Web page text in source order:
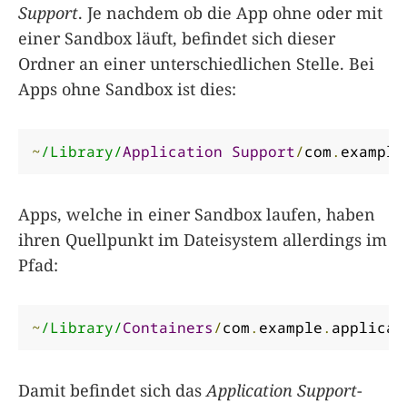
Support. Je nachdem ob die App ohne oder mit
einer Sandbox läuft, befindet sich dieser
Ordner an einer unterschiedlichen Stelle. Bei
Apps ohne Sandbox ist dies:
~/Library/Application Support/com. example
Apps, welche in einer Sandbox laufen, haben
ihren Quellpunkt im Dateisystem allerdings im
Pfad:
~/Library/Containers/com. example.
Damit befindet sich das Application Support-